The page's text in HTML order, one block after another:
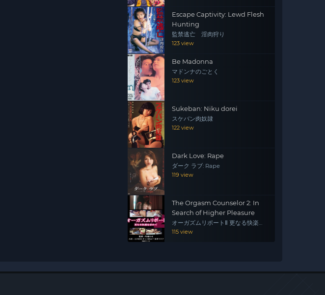
Escape Captivity: Lewd Flesh
Hunting
監禁逃亡 淫肉狩り
123 view
Be Madonna
マドンナのごとく
123 view
Sukeban: Niku dorei
スケバン肉奴隷
122 view
Dark Love: Rape
ダーク ラブ: Rape
119 view
The Orgasm Counselor 2: In
Search of Higher Pleasure
オーガズムリポートⅡ 更なる快楽を
求めて
115 view